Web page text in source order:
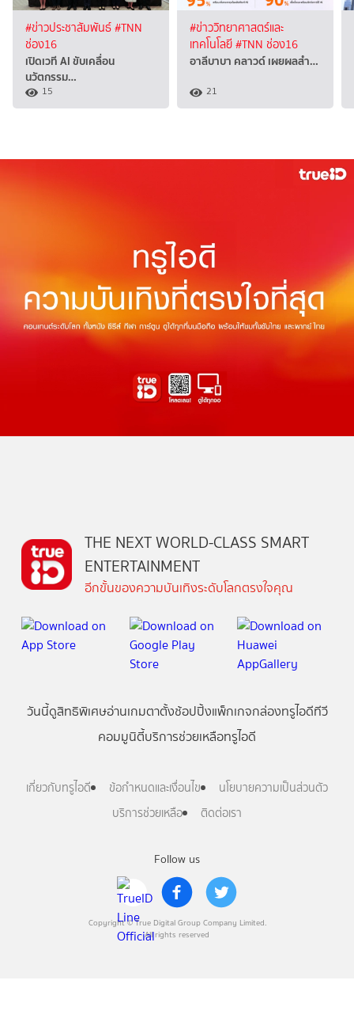
#ข่าวประชาสัมพันธ์#TNN
ช่อง16
เปิดเวที AI ขับเคลื่อน
นวัตกรรม…
15
#ข่าววิทยาศาสตร์และ
เทคโนโลยี#TNN ช่อง16
อาลีบาบา คลาวด์ เผยผลสำ…
21
Follow us
Copyright © True Digital Group Company Limited.
All rights reserved
THE NEXT WORLD-CLASS SMART
ENTERTAINMENT
อีกขั้นของความบันเทิงระดับโลกตรงใจคุณ
วันนี้ดูสิทธิพิเศษอ่านเกมตาตั้งช้อปปิ้งแพ็กเกจกล่องทรูไอดีทีวี
คอมมูนิตี้บริการช่วยเหลือทรูไอดี
เกี่ยวกับทรูไอดี ข้อกำหนดและเงื่อนไข
นโยบายความเป็นส่วนตัว
บริการช่วยเหลือ
ติดต่อเรา